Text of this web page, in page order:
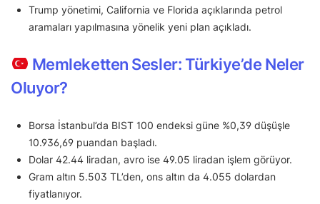
Trump yönetimi, California ve Florida açıklarında petrol
aramaları yapılmasına yönelik yeni plan açıkladı.
Memleketten Sesler: Türkiye’de Neler
Oluyor?
Borsa İstanbul’da BIST 100 endeksi güne %0,39 düşüşle
10.936,69 puandan başladı.
Dolar 42.44 liradan, avro ise 49.05 liradan işlem görüyor.
Gram altın 5.503 TL’den, ons altın da 4.055 dolardan
fiyatlanıyor.